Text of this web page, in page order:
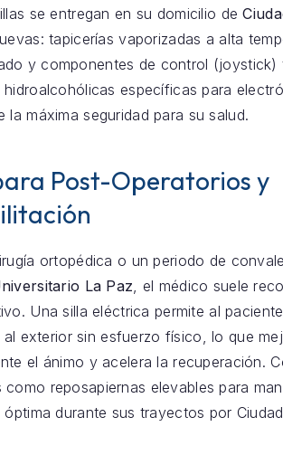
se entregan en su domicilio de
tapicerías vaporizadas a alta
y componentes de control
específicas para
la máxima seguridad para su salud.
Post-Operatorios y
ortopédica o un periodo de
La Paz, el médico suele
Una silla eléctrica permite al
al exterior sin esfuerzo físico, lo que
el ánimo y acelera la recuperación.
como reposapiernas elevables para
durante sus trayectos por